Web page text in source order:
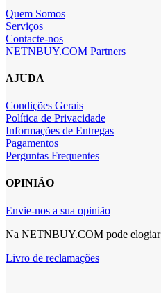
Quem Somos
Serviços
Contacte-nos
NETNBUY.COM Partners
AJUDA
Condições Gerais
Política de Privacidade
Informações de Entregas
Pagamentos
Perguntas Frequentes
OPINIÃO
Envie-nos a sua opinião
Na NETNBUY.COM pode elogiar
Livro de reclamações